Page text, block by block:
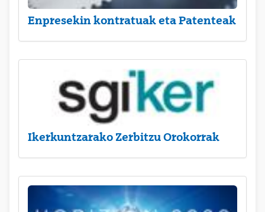
Enpresekin kontratuak eta Patenteak
Ikerkuntzarako Zerbitzu Orokorrak